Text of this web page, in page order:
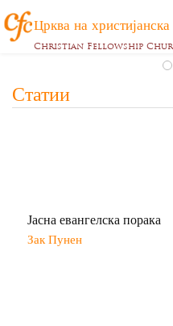
Црква на
Christian Fellowship
Статии
Јасна евангелска порака
Зак Пунен